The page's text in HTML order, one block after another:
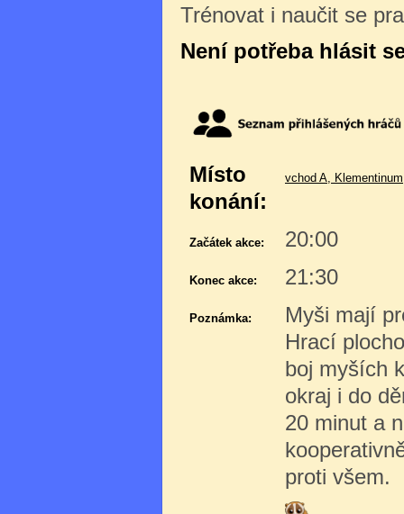
Trénovat i naučit se
Není potřeba hlásit
Místo
konání:
vchod A,
Začátek akce: 20:00
Konec akce: 21:30
Poznámka:
Myši mají
Hrací
boj myších
okraj i do
20 minut a
proti všem.